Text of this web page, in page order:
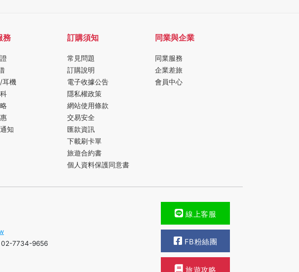
務
耳機
知
訂購須知
常見問題
訂購說明
電子收據公告
隱私權政策
網站使用條款
交易安全
匯款資訊
下載刷卡單
旅遊合約書
個人資料保護同意書
同業與企業
同業服務
企業差旅
會員中心
02-7734-9656
線上客服
FB粉絲團
旅遊攻略